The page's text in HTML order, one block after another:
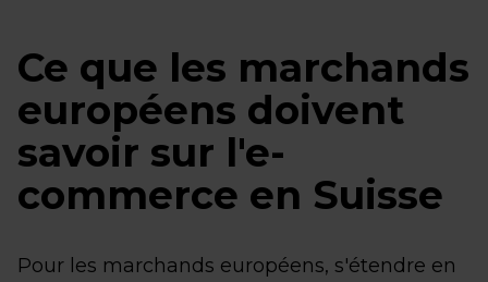
Ce que les marchands
européens doivent
savoir sur l'e-
commerce en Suisse
Pour les marchands européens, s'étendre en